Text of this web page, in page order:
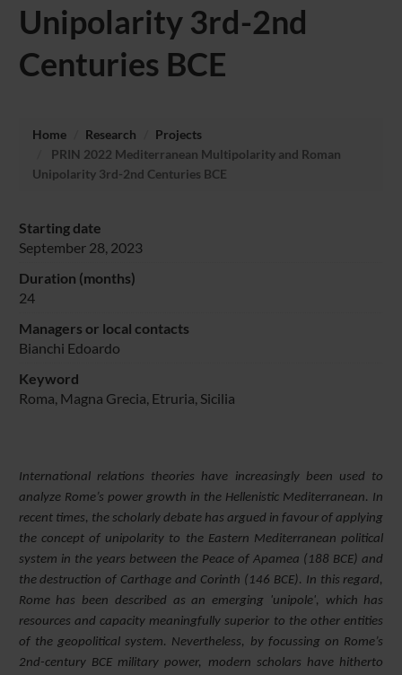
Unipolarity 3rd-2nd
Centuries BCE
Home Research
Projects
PRIN 2022 Mediterranean Multipolarity and Roman
Unipolarity 3rd-2nd Centuries BCE
Starting date
September 28, 2023
Duration (months)
24
Managers or local contacts
Bianchi Edoardo
Keyword
Roma, Magna Grecia, Etruria, Sicilia
International relations theories have increasingly been used to
analyze Rome’s power growth in the Hellenistic Mediterranean. In
recent times, the scholarly debate has argued in favour of applying
the concept of unipolarity to the Eastern Mediterranean political
system in the years between the Peace of Apamea (188 BCE) and
the destruction of Carthage and Corinth (146 BCE). In this regard,
Rome has been described as an emerging 'unipole', which has
resources and capacity meaningfully superior to the other entities
of the geopolitical system. Nevertheless, by focussing on Rome’s
2nd-century BCE military power, modern scholars have hitherto